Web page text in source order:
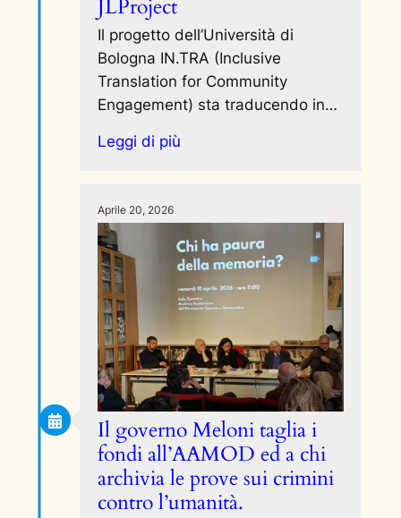
JLProject
Il progetto dell’Università di
Bologna IN.TRA (Inclusive
Translation for Community
Engagement) sta traducendo in…
Leggi di più
Aprile 20, 2026
Il governo Meloni taglia i
fondi all’AAMOD ed a chi
archivia le prove sui crimini
contro l’umanità.